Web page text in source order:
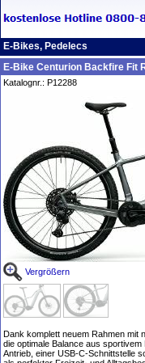
E-Bikes, Pedelecs
E-Bike Centurion Backfire Fit
Katalognr.: P12288
Vergrößern
Dank komplett neuem Rahmen mit
die optimale Balance aus
Antrieb, einer USB-C-Schnittstelle